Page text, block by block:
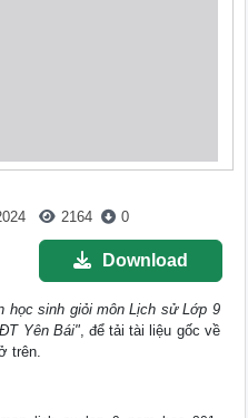
2164 0
Download
học sinh giỏi môn Lịch sử Lớp 9
Yên Bái", để tải tài liệu gốc về
trên.